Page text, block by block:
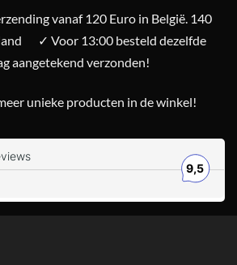
vanaf 120 Euro in België. 140
✓ Voor 13:00 besteld dezelfde
aangetekend verzonden!
unieke producten in de winkel!